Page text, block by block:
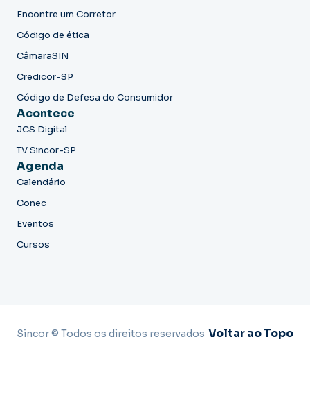
Encontre um Corretor
Código de ética
CâmaraSIN
Credicor-SP
Código de Defesa do Consumidor
Acontece
JCS Digital
TV Sincor-SP
Agenda
Calendário
Conec
Eventos
Cursos
Sincor © Todos os direitos reservados Voltar ao Topo